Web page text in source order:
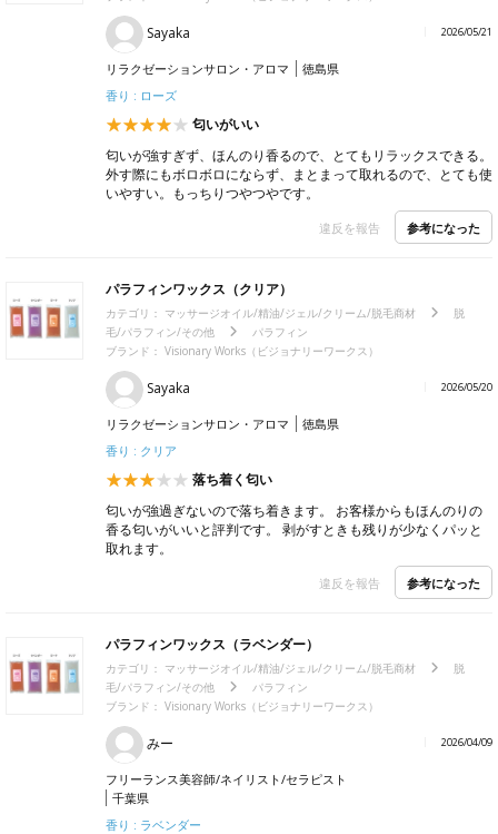
Sayaka 2026/05/21
リラクゼーションサロン・アロマ
徳島県
香り : ローズ
匂いがいい
匂いが強すぎず、ほんのり香るので、とてもリラックスできる。
外す際にもボロボロにならず、まとまって取れるので、とても使
いやすい。もっちりつやつやです。
違反を報告 参考になった
パラフィンワックス（クリア）
カテゴリ： マッサージオイル/精油/ジェル/クリーム/脱毛商材
脱
毛/パラフィン/その他
パラフィン
ブランド： Visionary Works（ビジョナリーワークス）
Sayaka 2026/05/20
リラクゼーションサロン・アロマ
徳島県
香り : クリア
落ち着く匂い
匂いが強過ぎないので落ち着きます。 お客様からもほんのりの
香る匂いがいいと評判です。 剥がすときも残りが少なくパッと
取れます。
違反を報告 参考になった
パラフィンワックス（ラベンダー）
カテゴリ： マッサージオイル/精油/ジェル/クリーム/脱毛商材
脱
毛/パラフィン/その他
パラフィン
ブランド： Visionary Works（ビジョナリーワークス）
みー 2026/04/09
フリーランス美容師/ネイリスト/セラピスト
千葉県
香り : ラベンダー